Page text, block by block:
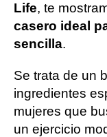
Life, te
casero ideal
sencilla.
Se trata de un
ingredientes
mujeres que
un ejercicio